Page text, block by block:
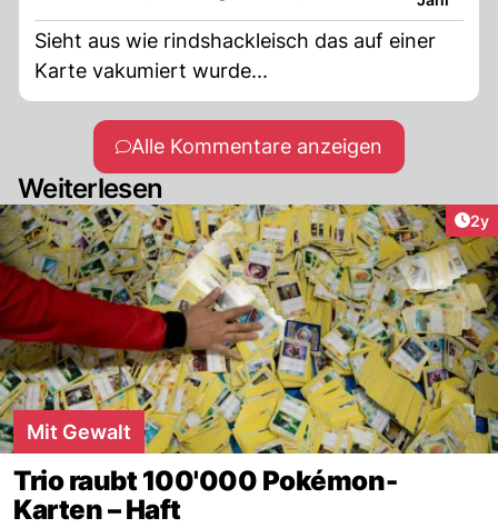
Sieht aus wie rindshackleisch das auf einer
Karte vakumiert wurde...
Alle Kommentare anzeigen
Weiterlesen
2y
Mit Gewalt
Trio raubt 100'000 Pokémon-
Karten – Haft